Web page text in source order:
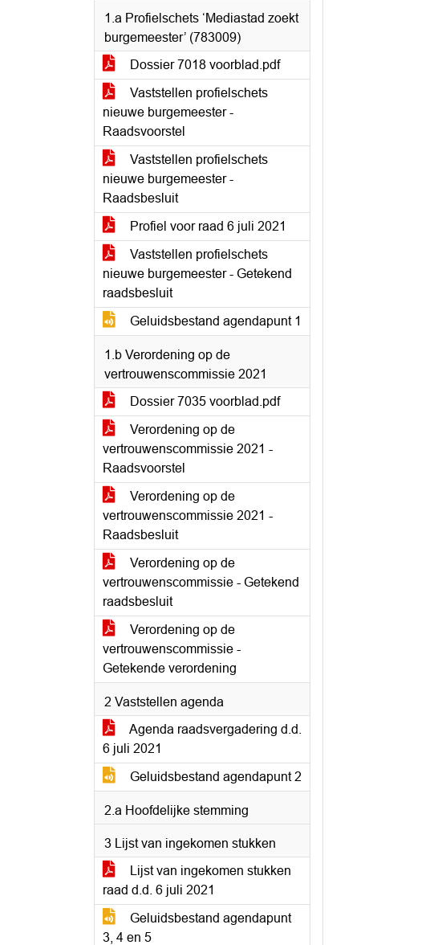
1.a Profielschets ‘Mediastad zoekt
burgemeester’ (783009)
Dossier 7018 voorblad.pdf
Vaststellen profielschets
nieuwe burgemeester -
Raadsvoorstel
Vaststellen profielschets
nieuwe burgemeester -
Raadsbesluit
Profiel voor raad 6 juli 2021
Vaststellen profielschets
nieuwe burgemeester - Getekend
raadsbesluit
Geluidsbestand agendapunt 1
1.b Verordening op de
vertrouwenscommissie 2021
Dossier 7035 voorblad.pdf
Verordening op de
vertrouwenscommissie 2021 -
Raadsvoorstel
Verordening op de
vertrouwenscommissie 2021 -
Raadsbesluit
Verordening op de
vertrouwenscommissie - Getekend
raadsbesluit
Verordening op de
vertrouwenscommissie -
Getekende verordening
2 Vaststellen agenda
Agenda raadsvergadering d.d.
6 juli 2021
Geluidsbestand agendapunt 2
2.a Hoofdelijke stemming
3 Lijst van ingekomen stukken
Lijst van ingekomen stukken
raad d.d. 6 juli 2021
Geluidsbestand agendapunt
3, 4 en 5